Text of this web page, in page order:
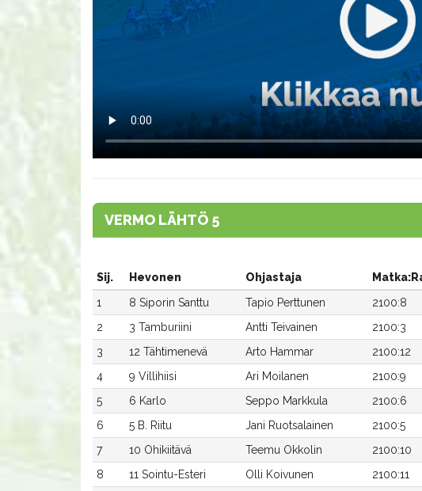
VERMO LÄHTÖ 5
Sij. Hevonen Ohjastaja
1
8 Siporin Santtu Tapio Perttunen 2100:8
2
3 Tamburiini Antti Teivainen 2100:3
3
12 Tähtimenevä Arto Hammar 2100:12
4
9 Villihiisi Ari Moilanen 2100:9
5
6 Karlo Seppo Markkula 2100:6
6
5 B. Riitu Jani Ruotsalainen 2100:5
7
10 Ohikiitävä Teemu Okkolin 2100:10
8
11 Sointu-Esteri Olli Koivunen 2100:11